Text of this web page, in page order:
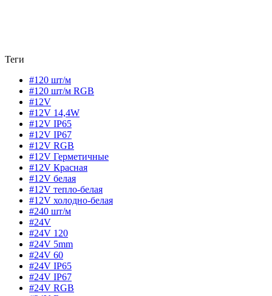
Теги
#120 шт/м
#120 шт/м RGB
#12V
#12V 14,4W
#12V IP65
#12V IP67
#12V RGB
#12V Герметичные
#12V Красная
#12V белая
#12V тепло-белая
#12V холодно-белая
#240 шт/м
#24V
#24V 120
#24V 5mm
#24V 60
#24V IP65
#24V IP67
#24V RGB